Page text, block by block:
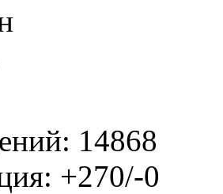
14868
+270/-0